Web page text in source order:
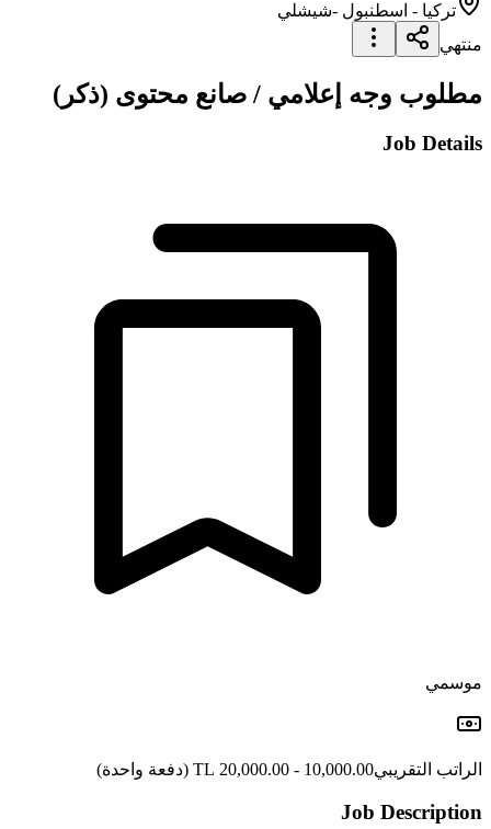
تركيا - اسطنبول -شيشلي
منتهي
مطلوب وجه إعلامي / صانع محتوى (ذكر)
Job Details
موسمي
الراتب التقريبي10,000.00 - 20,000.00 TL (دفعة واحدة)
Job Description